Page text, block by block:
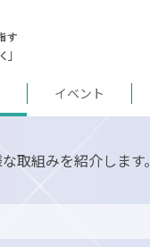
イベント
取組みを紹介します。